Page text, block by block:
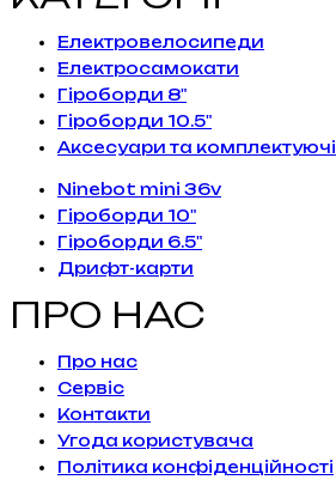
Електровелосипеди
Електросамокати
Гіроборди 8"
Гіроборди 10.5"
Аксесуари та комплектуючі
Ninebot mini 36v
Гіроборди 10"
Гіроборди 6.5"
Дрифт-карти
ПРО НАС
Про нас
Сервiс
Контакти
Угода користувача
Політика конфіденційності